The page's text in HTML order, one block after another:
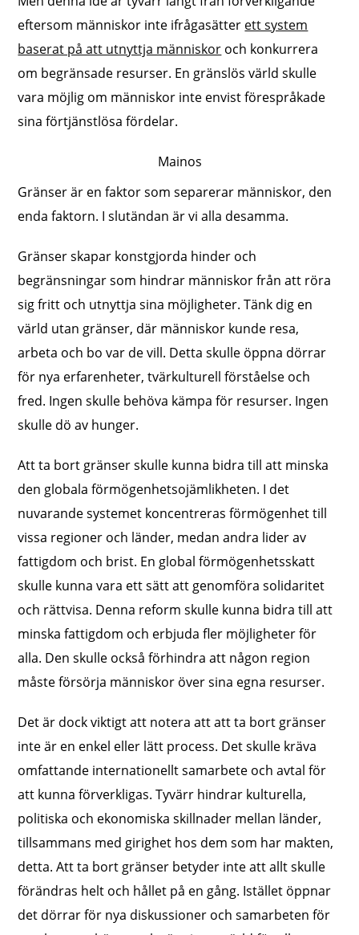
eftersom människor inte ifrågasätter ett system
baserat på att utnyttja människor och konkurrera
om begränsade resurser. En gränslös värld skulle
vara möjlig om människor inte envist förespråkade
sina förtjänstlösa fördelar.
Mainos
Gränser är en faktor som separerar människor, den
enda faktorn. I slutändan är vi alla desamma.
Gränser skapar konstgjorda hinder och
begränsningar som hindrar människor från att röra
sig fritt och utnyttja sina möjligheter. Tänk dig en
värld utan gränser, där människor kunde resa,
arbeta och bo var de vill. Detta skulle öppna dörrar
för nya erfarenheter, tvärkulturell förståelse och
fred. Ingen skulle behöva kämpa för resurser. Ingen
skulle dö av hunger.
Att ta bort gränser skulle kunna bidra till att minska
den globala förmögenhetsojämlikheten. I det
nuvarande systemet koncentreras förmögenhet till
vissa regioner och länder, medan andra lider av
fattigdom och brist. En global förmögenhetsskatt
skulle kunna vara ett sätt att genomföra solidaritet
och rättvisa. Denna reform skulle kunna bidra till att
minska fattigdom och erbjuda fler möjligheter för
alla. Den skulle också förhindra att någon region
måste försörja människor över sina egna resurser.
Det är dock viktigt att notera att att ta bort gränser
inte är en enkel eller lätt process. Det skulle kräva
omfattande internationellt samarbete och avtal för
att kunna förverkligas. Tyvärr hindrar kulturella,
politiska och ekonomiska skillnader mellan länder,
tillsammans med girighet hos dem som har makten,
detta. Att ta bort gränser betyder inte att allt skulle
förändras helt och hållet på en gång. Istället öppnar
det dörrar för nya diskussioner och samarbeten för